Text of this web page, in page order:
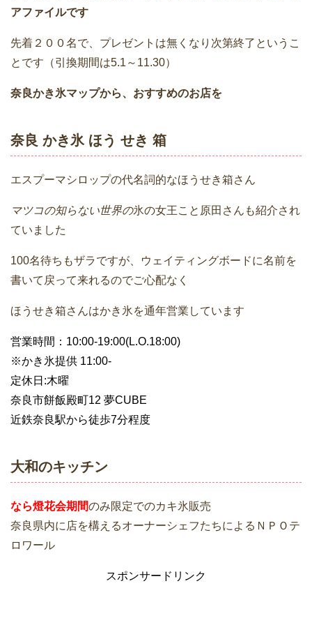
アファイルです
先着２００名で、プレゼントは無くなり次第終了というこ
とです（引換期間は5.1～11.30）
奈良かき氷マップから、おすすめのお店を
奈良 かき氷 ほう せき 箱
エスプーマシロップの代名詞的なほうせき箱さん
マツコの知らない世界の氷の女王こと原田さんも紹介され
ていました
100名待ちもザラですが、ウェイティングボードに名前を
書いて戻って来れるのでご心配なく
ほうせき箱さんはかき氷を通年営業しています
営業時間：10:00-19:00(L.O.18:00)
※かき氷提供 11:00-
定休日:木曜
奈良市餅飯殿町12 夢CUBE
近鉄奈良駅から徒歩7分程度
大和のキッチン
なら燈花会期間のみ限定でのカキ氷販売
奈良県内に店を構えるオーナーシェフたちによるＮＰＯテ
ロワール
スポンサードリンク